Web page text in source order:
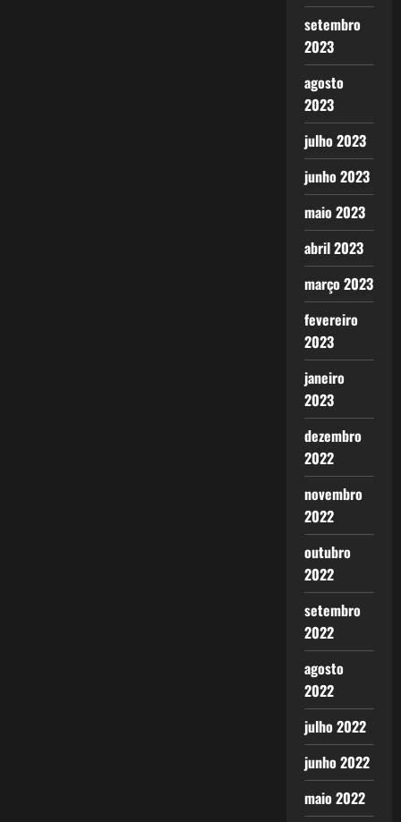
setembro
2023
agosto
2023
julho 2023
junho 2023
maio 2023
abril 2023
março 2023
fevereiro
2023
janeiro
2023
dezembro
2022
novembro
2022
outubro
2022
setembro
2022
agosto
2022
julho 2022
junho 2022
maio 2022